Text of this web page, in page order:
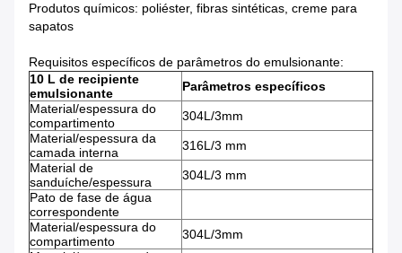
Produtos químicos: poliéster, fibras sintéticas, creme para
sapatos
Requisitos específicos de parâmetros do emulsionante:
10 L de recipiente
emulsionante
Parâmetros específicos
Material/espessura do
compartimento
304L/3mm
Material/espessura da
camada interna
316L/3 mm
Material de
sanduíche/espessura
304L/3 mm
Pato de fase de água
correspondente
Material/espessura do
compartimento
304L/3mm